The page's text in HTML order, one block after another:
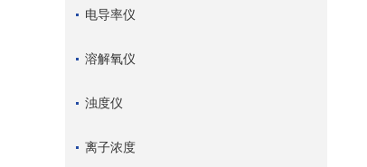
电导率仪
溶解氧仪
浊度仪
离子浓度